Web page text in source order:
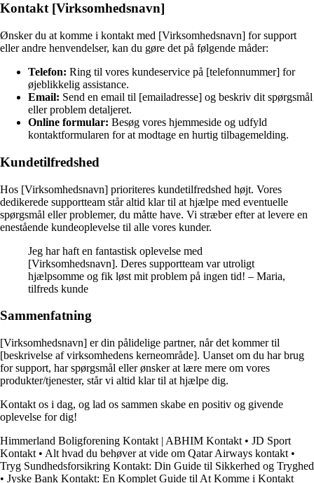
Kontakt [Virksomhedsnavn]
Ønsker du at komme i kontakt med [Virksomhedsnavn] for support
eller andre henvendelser, kan du gøre det på følgende måder:
Telefon: Ring til vores kundeservice på [telefonnummer] for
øjeblikkelig assistance.
Email: Send en email til [emailadresse] og beskriv dit spørgsmål
eller problem detaljeret.
Online formular: Besøg vores hjemmeside og udfyld
kontaktformularen for at modtage en hurtig tilbagemelding.
Kundetilfredshed
Hos [Virksomhedsnavn] prioriteres kundetilfredshed højt. Vores
dedikerede supportteam står altid klar til at hjælpe med eventuelle
spørgsmål eller problemer, du måtte have. Vi stræber efter at levere en
enestående kundeoplevelse til alle vores kunder.
Jeg har haft en fantastisk oplevelse med
[Virksomhedsnavn]. Deres supportteam var utroligt
hjælpsomme og fik løst mit problem på ingen tid! – Maria,
tilfreds kunde
Sammenfatning
[Virksomhedsnavn] er din pålidelige partner, når det kommer til
[beskrivelse af virksomhedens kerneområde]. Uanset om du har brug
for support, har spørgsmål eller ønsker at lære mere om vores
produkter/tjenester, står vi altid klar til at hjælpe dig.
Kontakt os i dag, og lad os sammen skabe en positiv og givende
oplevelse for dig!
Himmerland Boligforening Kontakt | ABHIM Kontakt • JD Sport
Kontakt • Alt hvad du behøver at vide om Qatar Airways kontakt •
Tryg Sundhedsforsikring Kontakt: Din Guide til Sikkerhed og Tryghed
• Jyske Bank Kontakt: En Komplet Guide til At Komme i Kontakt